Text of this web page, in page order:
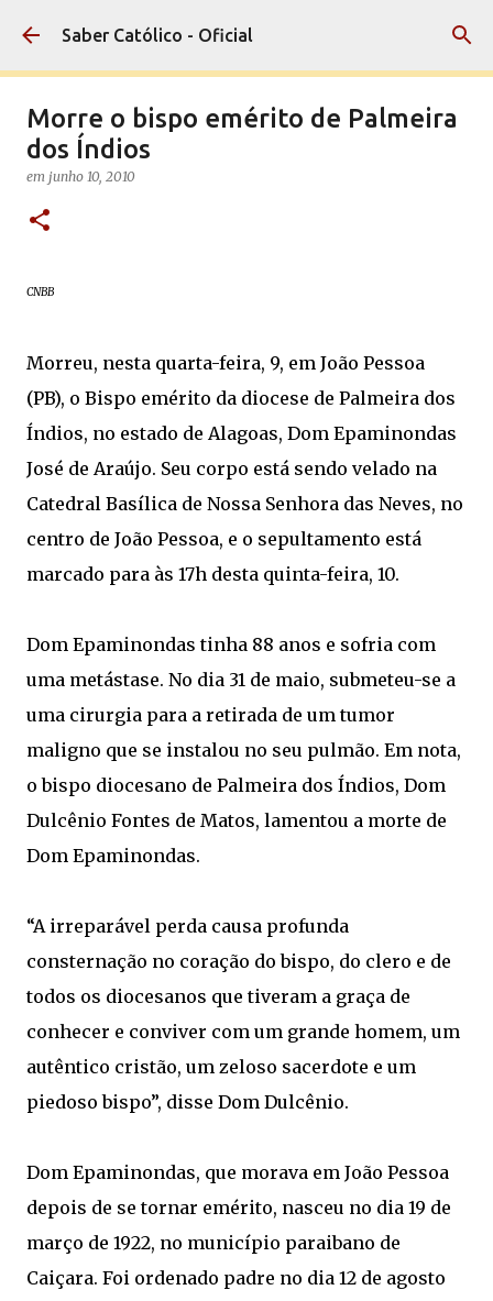
Pular para o conteúdo principal
Saber Católico - Oficial
Morre o bispo emérito de Palmeira
dos Índios
em junho 10, 2010
CNBB
Morreu, nesta quarta-feira, 9, em João Pessoa
(PB), o Bispo emérito da diocese de Palmeira dos
Índios, no estado de Alagoas, Dom Epaminondas
José de Araújo. Seu corpo está sendo velado na
Catedral Basílica de Nossa Senhora das Neves, no
centro de João Pessoa, e o sepultamento está
marcado para às 17h desta quinta-feira, 10.
Dom Epaminondas tinha 88 anos e sofria com
uma metástase. No dia 31 de maio, submeteu-se a
uma cirurgia para a retirada de um tumor
maligno que se instalou no seu pulmão. Em nota,
o bispo diocesano de Palmeira dos Índios, Dom
Dulcênio Fontes de Matos, lamentou a morte de
Dom Epaminondas.
“A irreparável perda causa profunda
consternação no coração do bispo, do clero e de
todos os diocesanos que tiveram a graça de
conhecer e conviver com um grande homem, um
autêntico cristão, um zeloso sacerdote e um
piedoso bispo”, disse Dom Dulcênio.
Dom Epaminondas, que morava em João Pessoa
depois de se tornar emérito, nasceu no dia 19 de
março de 1922, no município paraibano de
Caiçara. Foi ordenado padre no dia 12 de agosto